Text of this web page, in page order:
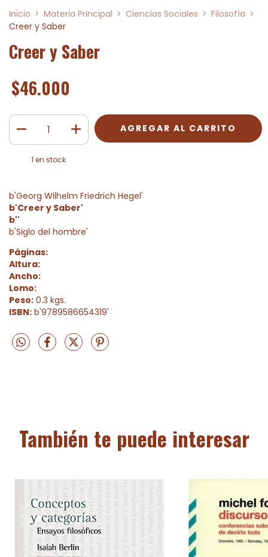
Inicio > Materia Principal > Ciencias Sociales > Filosofía >
Creer y Saber
Creer y Saber
$46.000
1 en stock
b'Georg Wilhelm Friedrich Hegel'
b'Creer y Saber'
b''
b'Siglo del hombre'
Páginas:
Altura:
Ancho:
Lomo:
Peso: 0.3 kgs.
ISBN: b'9789586654319'
También te puede interesar